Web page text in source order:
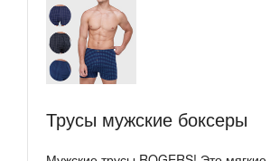
Трусы мужские боксеры